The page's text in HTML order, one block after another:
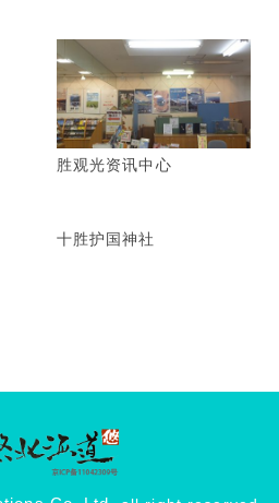
胜观光资讯中心
十胜护国神社